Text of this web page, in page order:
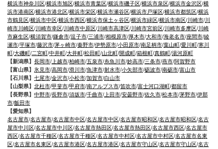
横浜市神奈川区/横浜市旭区/横浜市青葉区/横浜市磯子区/横浜市泉区/横浜市金沢区/横
浜市港南区/横浜市港北区/横浜市栄区/横浜市瀬谷区/横浜市戸塚区/横浜市都筑区/横浜
市鶴見区/横浜市中区/横浜市西区/横浜市保土ヶ谷区/横浜市緑区/横浜市南区/川崎市/川
崎市川崎区/川崎市幸区/川崎市中原区/川崎市高津区/川崎市宮前区/川崎市多摩区/川崎
市麻生区/横須賀市/鎌倉市/逗子市/三浦市/相模原市/厚木市/大和市/海老名市/座間市/綾
瀬市/平塚市/藤沢市/茅ヶ崎市/秦野市/伊勢原市/小田原市/南足柄市/葉山町/愛川町/寒川
町/大磯町/二宮町/中井町/大井町/松田町/山北町/開成町/箱根町/真鶴町/湯河原町
【新潟県】 長岡市/ 上越市/柏崎市/五泉市/糸魚川市/妙高市/三条市/燕市/阿賀野市
【富山県】 氷見市/高岡市/滑川市/魚津市/射水市/小矢部市/砺波市/南砺市/富山市
【石川県】 七尾市/金沢市/小松市/加賀市/白山市
【山梨県】 北杜市/甲斐市/甲府市/南アルプス市/笛吹市/富士河口湖町/都留市
【長野県】 中野市/長野市/須坂市/千曲市/ 上田市/安曇野市/佐久市/松本市/茅野市/伊那
市/飯田市
【愛知県】
名古屋市/名古屋市/名古屋市中区/名古屋市中区/名古屋市昭和区/名古屋市昭和区/名古
屋市中川区/名古屋市中川区/名古屋市熱田区/名古屋市熱田区/名古屋市西区/名古屋市
西区/名古屋市千種区/名古屋市千種区/名古屋市中村区/名古屋市中村区/名古屋市名東
区/名古屋市名東区/名古屋市港区/名古屋市港区/名古屋市守山区/名古屋市守山区/名古